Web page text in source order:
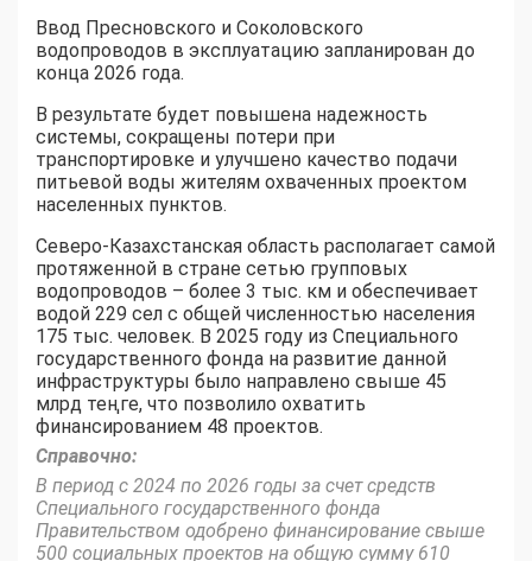
Ввод Пресновского и Соколовского
водопроводов в эксплуатацию запланирован до
конца 2026 года.
В результате будет повышена надежность
системы, сокращены потери при
транспортировке и улучшено качество подачи
питьевой воды жителям охваченных проектом
населенных пунктов.
Северо-Казахстанская область располагает самой
протяженной в стране сетью групповых
водопроводов – более 3 тыс. км и обеспечивает
водой 229 сел с общей численностью населения
175 тыс. человек. В 2025 году из Специального
государственного фонда на развитие данной
инфраструктуры было направлено свыше 45
млрд теңге, что позволило охватить
финансированием 48 проектов.
Справочно:
В период с 2024 по 2026 годы за счет средств
Специального государственного фонда
Правительством одобрено финансирование свыше
500 социальных проектов на общую сумму 610